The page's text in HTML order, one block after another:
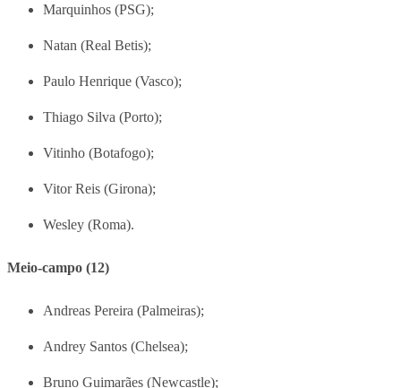
Marquinhos (PSG);
Natan (Real Betis);
Paulo Henrique (Vasco);
Thiago Silva (Porto);
Vitinho (Botafogo);
Vitor Reis (Girona);
Wesley (Roma).
Meio-campo (12)
Andreas Pereira (Palmeiras);
Andrey Santos (Chelsea);
Bruno Guimarães (Newcastle);